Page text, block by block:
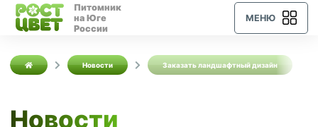
Питомник
на Юге
России
МЕНЮ
Новости Заказать ландшафтный дизайн
Новости